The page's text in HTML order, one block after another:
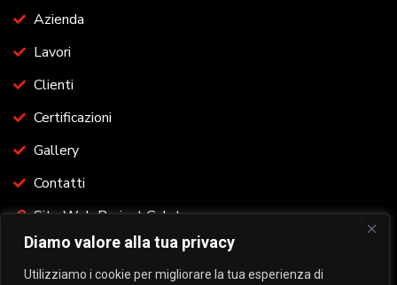
Diamo valore alla tua privacy
Utilizziamo i cookie per migliorare la tua esperienza di
Azienda
Lavori
Clienti
Certificazioni
Gallery
Contatti
Sito Web Project Galatone